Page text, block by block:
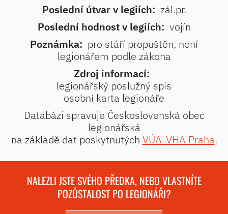
Poslední útvar v legiích: zál.pr.
Poslední hodnost v legiích: vojín
Poznámka: pro stáří propuštěn, není
legionářem podle zákona
Zdroj informací:
legionářský poslužný spis
osobní karta legionáře
Databázi spravuje Československá obec
legionářská
na základě dat poskytnutých VÚA-VHA Praha.
NALEZLI JSTE SVÉHO PŘEDKA, NEBO VLASTNÍTE
POZŮSTALOST PO LEGIONÁŘI?